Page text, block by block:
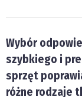
Wybór
szybkiego i
sprzęt
różne rodzaje